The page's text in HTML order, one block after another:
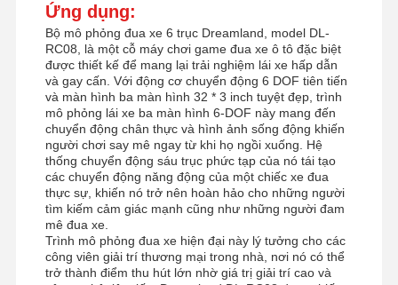
Ứng dụng:
Bộ mô phỏng đua xe 6 trục Dreamland, model DL-
RC08, là một cỗ máy chơi game đua xe ô tô đặc biệt
được thiết kế để mang lại trải nghiệm lái xe hấp dẫn
và gay cấn. Với động cơ chuyển động 6 DOF tiên tiến
và màn hình ba màn hình 32 * 3 inch tuyệt đẹp, trình
mô phỏng lái xe ba màn hình 6-DOF này mang đến
chuyển động chân thực và hình ảnh sống động khiến
người chơi say mê ngay từ khi họ ngồi xuống. Hệ
thống chuyển động sáu trục phức tạp của nó tái tạo
các chuyển động năng động của một chiếc xe đua
thực sự, khiến nó trở nên hoàn hảo cho những người
tìm kiếm cảm giác mạnh cũng như những người đam
mê đua xe.
Trình mô phỏng đua xe hiện đại này lý tưởng cho các
công viên giải trí thương mại trong nhà, nơi nó có thể
trở thành điểm thu hút lớn nhờ giá trị giải trí cao và